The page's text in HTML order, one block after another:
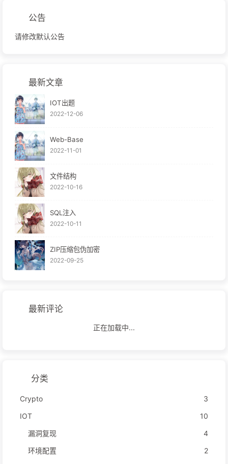
公告
请修改默认公告
最新文章
IOT出题
2022-12-06
Web-Base
2022-11-01
文件结构
2022-10-16
SQL注入
2022-10-11
ZIP压缩包伪加密
2022-09-25
最新评论
正在加载中...
分类
Crypto
3
IOT
10
漏洞复现
4
环境配置
2